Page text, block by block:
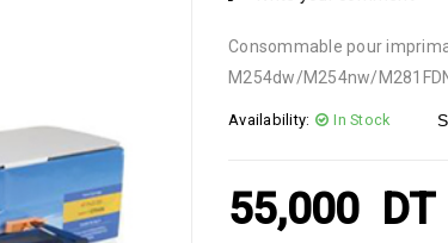
Consommable pour
M254dw/M254nw/
Availability: In Stock
55,000 DT